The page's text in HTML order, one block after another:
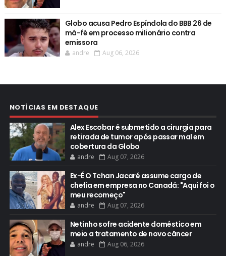
Globo acusa Pedro Espíndola do BBB 26 de
má-fé em processo milionário contra
emissora
andre Aug 06, 2026
NOTÍCIAS EM DESTAQUE
Alex Escobar é submetido a cirurgia para
retirada de tumor após passar mal em
cobertura da Globo
andre Aug 07, 2026
Ex-É O Tchan Jacaré assume cargo de
chefia em empresa no Canadá: "Aqui foi o
meu recomeço"
andre Aug 07, 2026
Netinho sofre acidente doméstico em
meio a tratamento de novo câncer
andre Aug 06, 2026